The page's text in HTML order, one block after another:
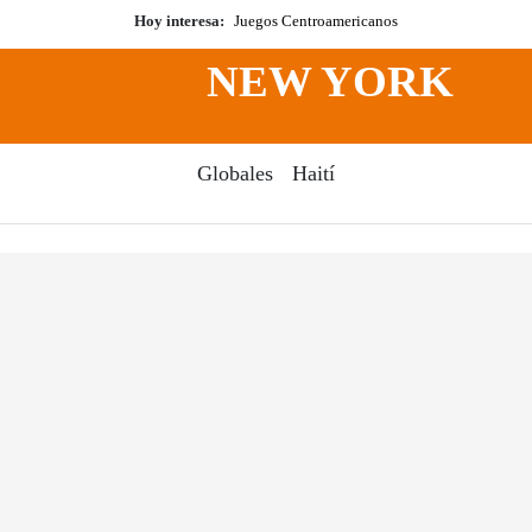
Hoy interesa: Juegos Centroamericanos
NEW YORK
Globales Haití